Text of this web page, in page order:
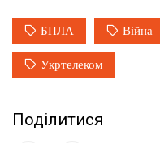
БПЛА Війна
Укртелеком
Поділитися